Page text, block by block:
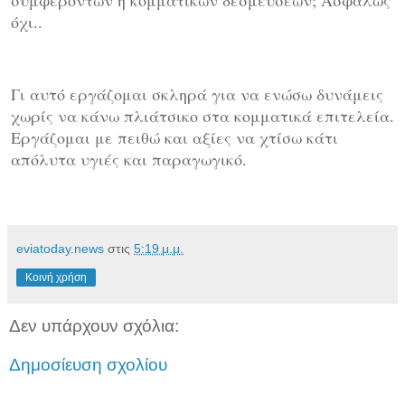
όχι..
Γι αυτό εργάζομαι σκληρά για να ενώσω δυνάμεις
χωρίς να κάνω πλιάτσικο στα κομματικά επιτελεία.
Εργάζομαι με πειθώ και αξίες να χτίσω κάτι
απόλυτα υγιές και παραγωγικό.
eviatoday.news στις 5:19 μ.μ.
Κοινή χρήση
Δεν υπάρχουν σχόλια:
Δημοσίευση σχολίου